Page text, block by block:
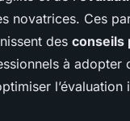
novatrices. Ces
des conseils
à adopter
l’évaluation